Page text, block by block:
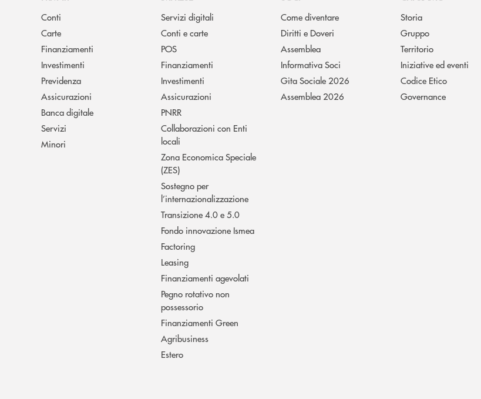
Conti
Carte
Finanziamenti
Investimenti
Previdenza
Assicurazioni
Banca digitale
Servizi
Minori
Servizi digitali
Conti e carte
POS
Finanziamenti
Investimenti
Assicurazioni
PNRR
Collaborazioni con Enti
locali
Zona Economica Speciale
(ZES)
Sostegno per
l’internazionalizzazione
Transizione 4.0 e 5.0
Fondo innovazione Ismea
Factoring
Leasing
Finanziamenti agevolati
Pegno rotativo non
possessorio
Finanziamenti Green
Agribusiness
Estero
Come diventare
Diritti e Doveri
Assemblea
Informativa Soci
Gita Sociale 2026
Assemblea 2026
Storia
Gruppo
Territorio
Iniziative ed eventi
Codice Etico
Governance